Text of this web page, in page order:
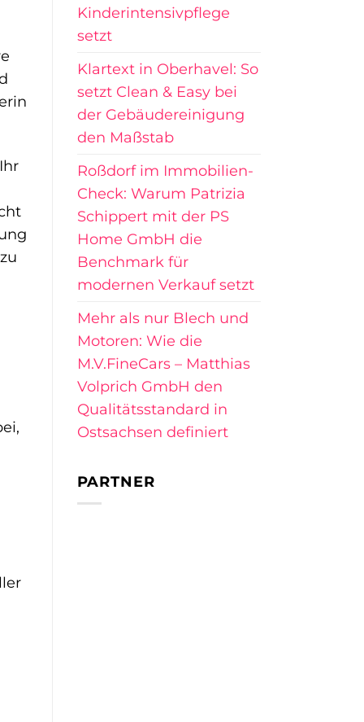
Kinderintensivpflege
setzt
Klartext in Oberhavel: So
setzt Clean & Easy bei
der Gebäudereinigung
den Maßstab
Roßdorf im Immobilien-
Check: Warum Patrizia
Schippert mit der PS
Home GmbH die
Benchmark für
modernen Verkauf setzt
Mehr als nur Blech und
Motoren: Wie die
M.V.FineCars – Matthias
Volprich GmbH den
Qualitätsstandard in
Ostsachsen definiert
PARTNER